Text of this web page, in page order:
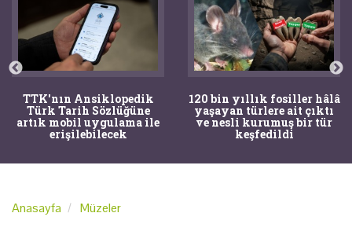
TTK'nın Ansiklopedik
Türk Tarih Sözlüğüne
artık mobil uygulama ile
erişilebilecek
120 bin yıllık fosiller hâlâ
yaşayan türlere ait çıktı
ve nesli kurumuş bir tür
keşfedildi
Anasayfa Müzeler